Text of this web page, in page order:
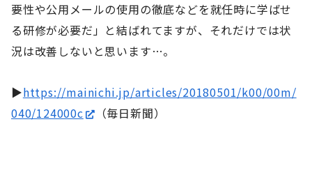
要性や公用メールの使用の徹底などを就任時に学ばせ
る研修が必要だ」と結ばれてますが、それだけでは状
況は改善しないと思います…。
▶https://mainichi.jp/articles/20180501/k00/00m/
040/124000c
（毎日新聞）